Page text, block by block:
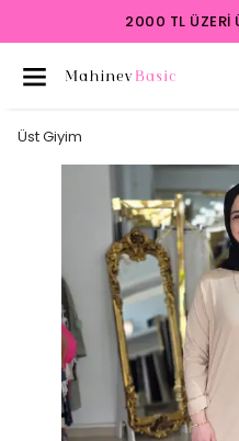
2000 TL ÜZERI
Üst Giyim